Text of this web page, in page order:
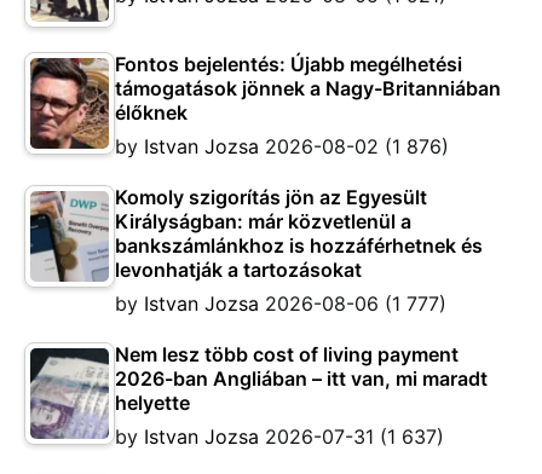
Fontos bejelentés: Újabb megélhetési
támogatások jönnek a Nagy-Britanniában
élőknek
by Istvan Jozsa 2026-08-02 (1 876)
Komoly szigorítás jön az Egyesült
Királyságban: már közvetlenül a
bankszámlánkhoz is hozzáférhetnek és
levonhatják a tartozásokat
by Istvan Jozsa 2026-08-06 (1 777)
Nem lesz több cost of living payment
2026-ban Angliában – itt van, mi maradt
helyette
by Istvan Jozsa 2026-07-31 (1 637)